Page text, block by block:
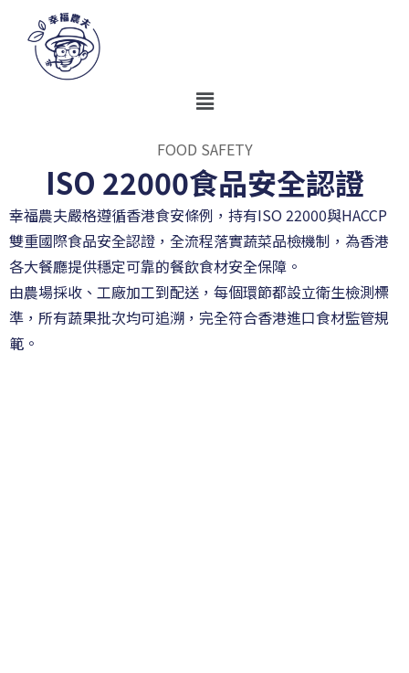
FOOD SAFETY
ISO 22000食品安全認證
幸福農夫嚴格遵循香港食安條例，持有ISO 22000與HACCP
雙重國際食品安全認證，全流程落實蔬菜品檢機制，為香港
各大餐廳提供穩定可靠的餐飲食材安全保障。
由農場採收、工廠加工到配送，每個環節都設立衛生檢測標
準，所有蔬果批次均可追溯，完全符合香港進口食材監管規
範。